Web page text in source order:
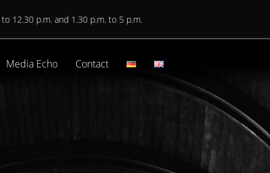
12.30 p.m. and 1.30 p.m. to 5 p.m.
Media Echo Contact